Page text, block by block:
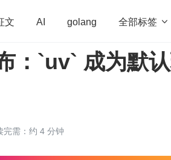
文 AI golang 全部标签 
学习方法 Web3.0 高
：`uv` 成为默
完需：约 4 分钟